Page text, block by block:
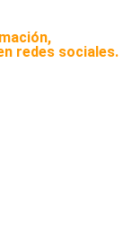
redes sociales.